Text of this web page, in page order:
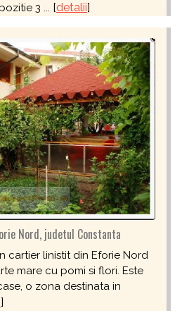
3 ... [detalii]
Nord, judetul Constanta
cartier linistit din Eforie Nord
mare cu pomi si flori. Este
o zona destinata in
]